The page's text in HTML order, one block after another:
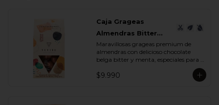
Caja Grageas
Almendras Bitter
Menta 150 Gramos
Maravillosas grageas premium de
almendras con delicioso chocolate
belga bitter y menta, especiales para
quieres.
$9.990